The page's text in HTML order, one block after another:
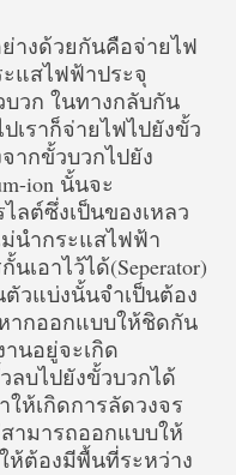
างด้วยกันคือจ่ายไฟ
แสไฟฟ้าประจุ
วก ในทางกลับกัน
เราก็จ่ายไฟไปยังขั้ว
ากขั้วบวกไปยัง
ion นั้นจะ
ไลต์ซึ่งเป็นของเหลว
นำกระแสไฟฟ้า
เอาไว้ได้(Seperator)
วแบ่งนั้นจำเป็นต้อง
ากออกแบบให้ชิดกัน
นอยู่จะเกิด
ลบไปยังขั้วบวกได้
ห้เกิดการลัดวงจร
ามารถออกแบบให้
ห้ต้องมีพื้นที่ระหว่าง